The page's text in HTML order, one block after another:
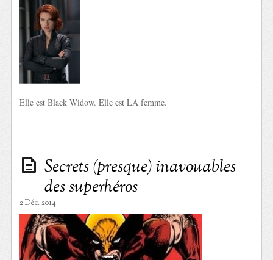
Elle est Black Widow. Elle est LA femme.
Secrets (presque) inavouables
des superhéros
2 Déc. 2014